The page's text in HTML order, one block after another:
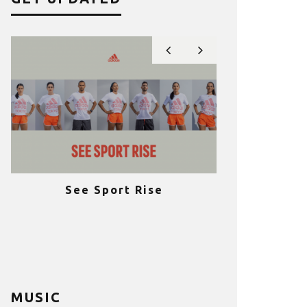
See Sport Rise
MUSIC